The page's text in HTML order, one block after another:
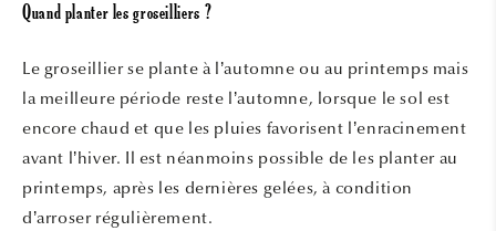
Quand planter les groseilliers ?
Le groseillier se plante à l’automne ou au printemps mais
la meilleure période reste l’automne, lorsque le sol est
encore chaud et que les pluies favorisent l’enracinement
avant l’hiver. Il est néanmoins possible de les planter au
printemps, après les dernières gelées, à condition
d’arroser régulièrement.